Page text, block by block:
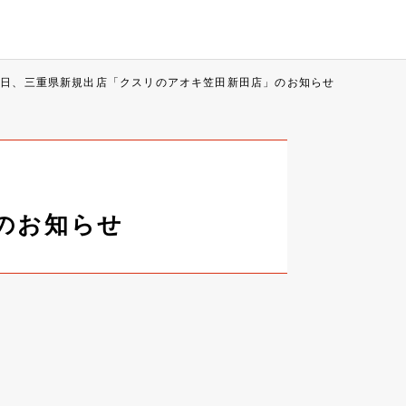
、三重県新規出店「クスリのアオキ笠田新田店」のお知らせ
お知らせ